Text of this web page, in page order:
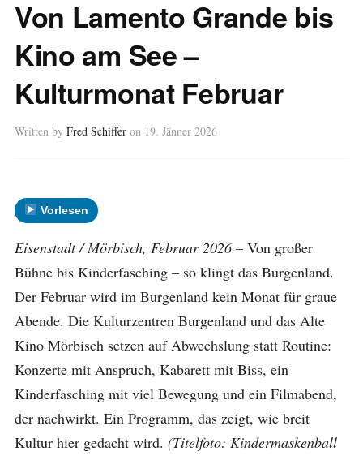
Von Lamento Grande bis
Kino am See –
Kulturmonat Februar
Written by Fred Schiffer on 19. Jänner 2026
Vorlesen
Eisenstadt / Mörbisch, Februar 2026– Von großer
Bühne bis Kinderfasching – so klingt das Burgenland.
Der Februar wird im Burgenland kein Monat für graue
Abende. Die Kulturzentren Burgenland und das Alte
Kino Mörbisch setzen auf Abwechslung statt Routine:
Konzerte mit Anspruch, Kabarett mit Biss, ein
Kinderfasching mit viel Bewegung und ein Filmabend,
der nachwirkt. Ein Programm, das zeigt, wie breit
Kultur hier gedacht wird. (Titelfoto: Kindermaskenball